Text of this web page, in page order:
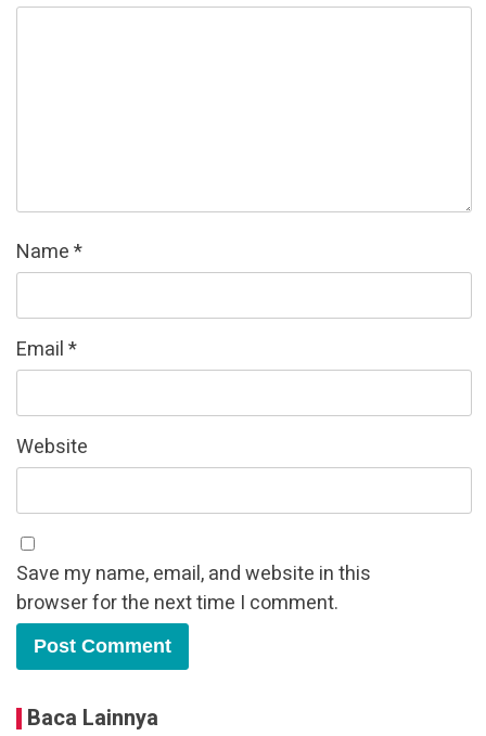
Name*
Email*
Website
Save my name, email, and website in this
browser for the next time I comment.
Baca Lainnya